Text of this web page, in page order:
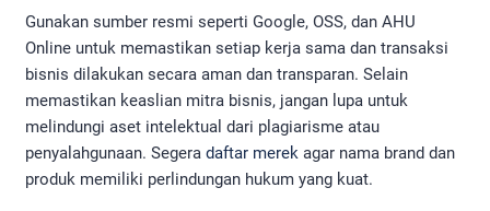
Gunakan sumber resmi seperti Google, OSS, dan AHU
Online untuk memastikan setiap kerja sama dan transaksi
bisnis dilakukan secara aman dan transparan. Selain
memastikan keaslian mitra bisnis, jangan lupa untuk
melindungi aset intelektual dari plagiarisme atau
penyalahgunaan. Segera daftar merek agar nama brand dan
produk memiliki perlindungan hukum yang kuat.